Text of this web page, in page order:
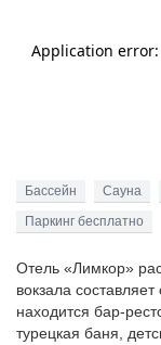
Бассейн Сауна
Паркинг бесплатно
Отель «Лимкор»
вокзала
находится бар-
турецкая баня,